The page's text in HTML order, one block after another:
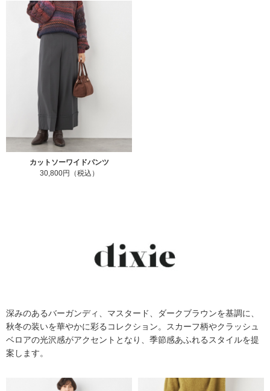
カットソーワイドパンツ
30,800円（税込）
深みのあるバーガンディ、マスタード、ダークブラウンを基調に、
秋冬の装いを華やかに彩るコレクション。スカーフ柄やクラッシュ
ベロアの光沢感がアクセントとなり、季節感あふれるスタイルを提
案します。